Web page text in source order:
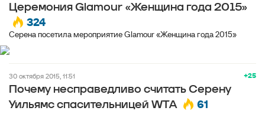
Церемония Glamour «Женщина года 2015»
324
Серена посетила мероприятие Glamour «Женщина года 2015»
+25
30 октября 2015, 11:51
Почему несправедливо считать Серену
Уильямс спасительницей WTA
61